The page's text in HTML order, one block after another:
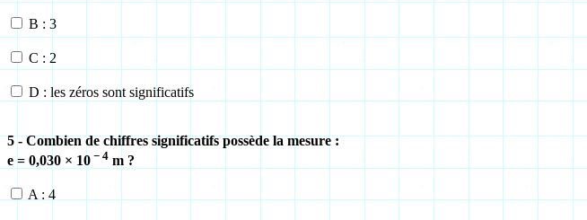
B : 3
C : 2
D : les zéros sont significatifs
5 - Combien de chiffres significatifs possède la mesure :
e = 0,030 × 10 − 4 m ?
A : 4